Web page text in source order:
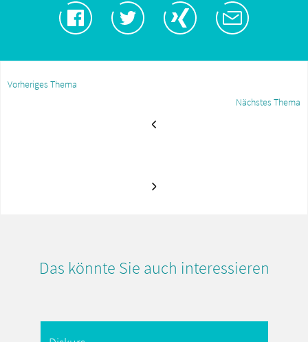
Vorheriges Thema
Nächstes Thema
Das könnte Sie auch interessieren